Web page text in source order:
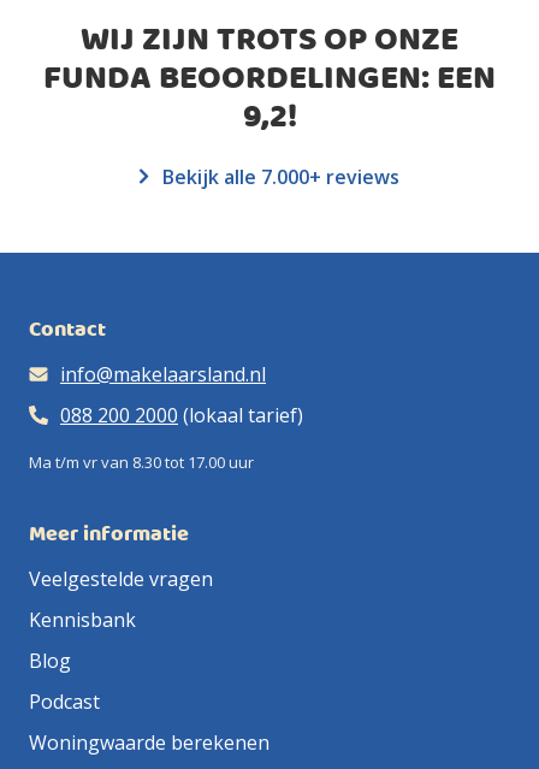
WIJ ZIJN TROTS OP ONZE
FUNDA BEOORDELINGEN: EEN
9,2!
Bekijk alle 7.000+ reviews
Contact
info@makelaarsland.nl
088 200 2000 (lokaal tarief)
Ma t/m vr van 8.30 tot 17.00 uur
Meer informatie
Veelgestelde vragen
Kennisbank
Blog
Podcast
Woningwaarde berekenen